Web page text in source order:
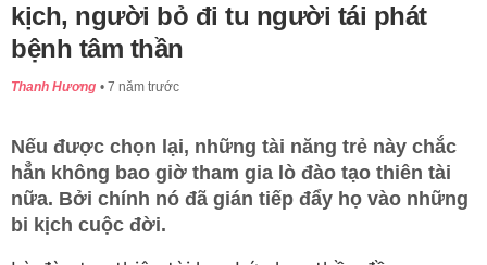
kịch, người bỏ đi tu người tái phát
bệnh tâm thần
Thanh Hương 7 năm trước
Nếu được chọn lại, những tài năng trẻ này chắc
hẳn không bao giờ tham gia lò đào tạo thiên tài
nữa. Bởi chính nó đã gián tiếp đẩy họ vào những
bi kịch cuộc đời.